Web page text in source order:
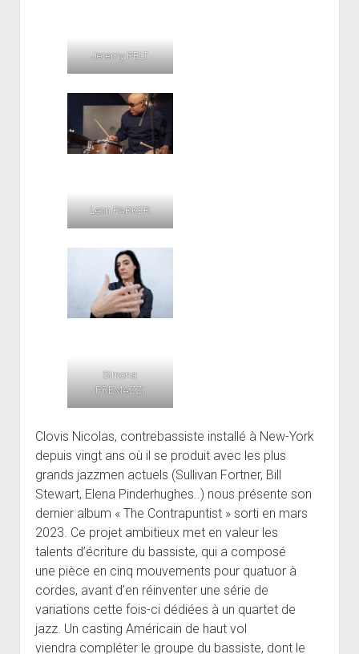
Jeremy PELT
Leon PARKER
Simona
PREMAZZI
Clovis Nicolas, contrebassiste installé à New-York
depuis vingt ans où il se produit avec les plus
grands jazzmen actuels (Sullivan Fortner, Bill
Stewart, Elena Pinderhughes..) nous présente son
dernier album « The Contrapuntist » sorti en mars
2023. Ce projet ambitieux met en valeur les
talents d’écriture du bassiste, qui a composé
une pièce en cinq mouvements pour quatuor à
cordes, avant d’en réinventer une série de
variations cette fois-ci dédiées à un quartet de
jazz. Un casting Américain de haut vol
viendra compléter le groupe du bassiste, dont le